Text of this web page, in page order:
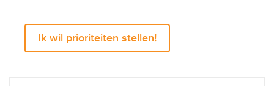
Ik wil prioriteiten stellen!